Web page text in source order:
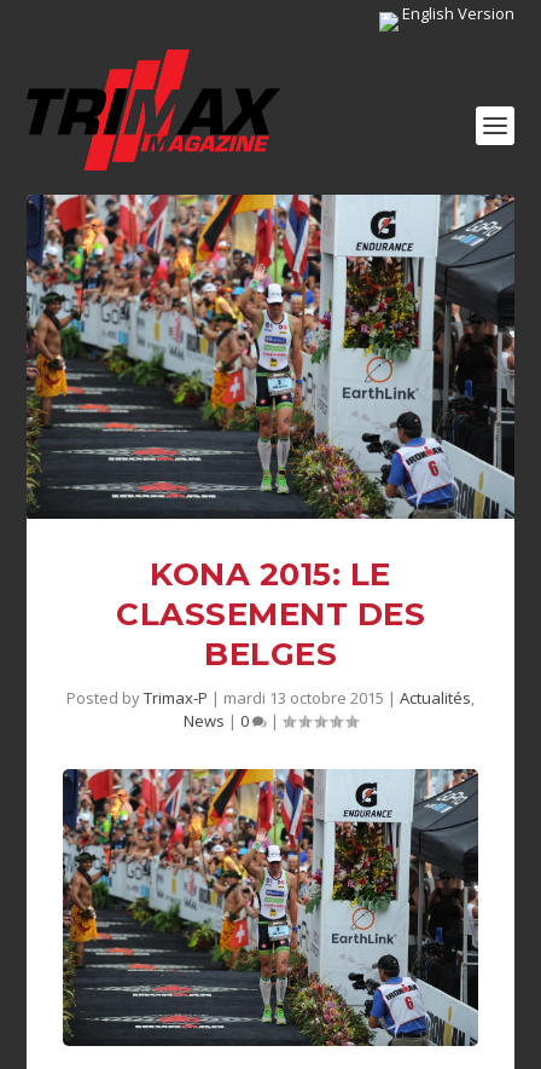
English Version
KONA 2015: LE
CLASSEMENT DES
BELGES
Posted byTrimax-P | mardi 13 octobre 2015 | Actualités,
News | 0 |